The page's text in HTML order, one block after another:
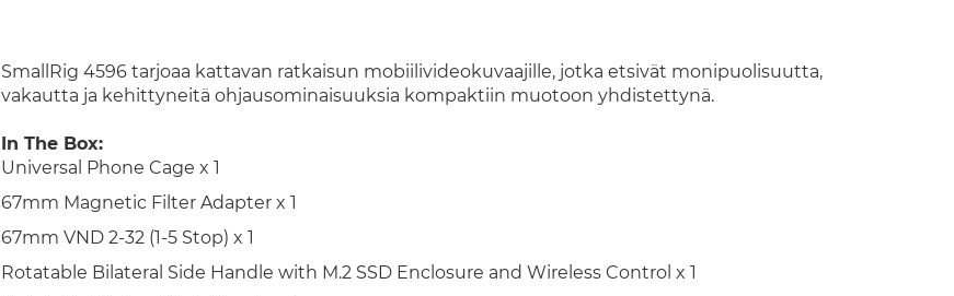
SmallRig 4596 tarjoaa kattavan ratkaisun mobiilivideokuvaajille, jotka etsivät monipuolisuutta,
vakautta ja kehittyneitä ohjausominaisuuksia kompaktiin muotoon yhdistettynä.
In The Box:
Universal Phone Cage x 1
67mm Magnetic Filter Adapter x 1
67mm VND 2-32 (1-5 Stop) x 1
Rotatable Bilateral Side Handle with M.2 SSD Enclosure and Wireless Control x 1